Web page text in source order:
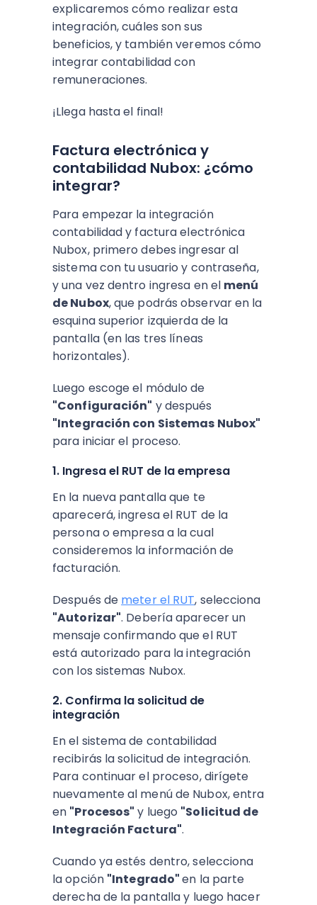
explicaremos cómo realizar esta
integración, cuáles son sus
beneficios, y también veremos cómo
integrar contabilidad con
remuneraciones.
¡Llega hasta el final!
Factura electrónica y
contabilidad Nubox: ¿cómo
integrar?
Para empezar la integración
contabilidad y factura electrónica
Nubox, primero debes ingresar al
sistema con tu usuario y contraseña,
y una vez dentro ingresa en el menú
de Nubox, que podrás observar en la
esquina superior izquierda de la
pantalla (en las tres líneas
horizontales).
Luego escoge el módulo de
"Configuración" y después
"Integración con Sistemas Nubox"
para iniciar el proceso.
1. Ingresa el RUT de la empresa
En la nueva pantalla que te
aparecerá, ingresa el RUT de la
persona o empresa a la cual
consideremos la información de
facturación.
Después de meter el RUT, selecciona
"Autorizar". Debería aparecer un
mensaje confirmando que el RUT
está autorizado para la integración
con los sistemas Nubox.
2. Confirma la solicitud de
integración
En el sistema de contabilidad
recibirás la solicitud de integración.
Para continuar el proceso, dirígete
nuevamente al menú de Nubox, entra
en "Procesos" y luego "Solicitud de
Integración Factura".
Cuando ya estés dentro, selecciona
la opción "Integrado"en la parte
derecha de la pantalla y luego hacer